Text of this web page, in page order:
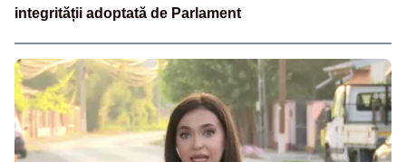
integrității adoptată de Parlament